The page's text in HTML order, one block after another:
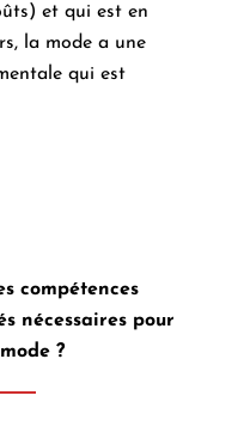
et qui est en
la mode a une
qui est
compétences
nécessaires pour
?